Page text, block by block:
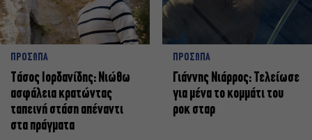
ΠΡΟΣΩΠΑ
Tάσος Ιορδανίδης: Νιώθω
ασφάλεια κρατώντας
ταπεινή στάση απέναντι
στα πράγματα
ΠΡΟΣΩΠΑ
Γιάννης Νιάρρος: Τελείωσε
για μένα το κομμάτι του
ροκ σταρ